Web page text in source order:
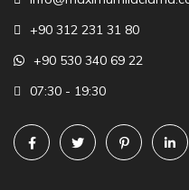
+90 312 231 31 80
+90 530 340 69 22
07:30 - 19:30